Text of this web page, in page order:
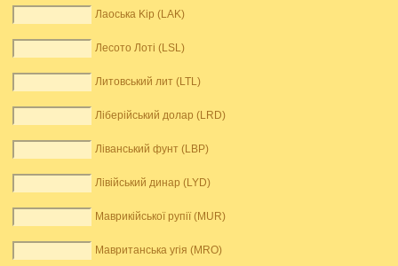
Лаоська Kip (LAK)
Лесото Лоті (LSL)
Литовський лит (LTL)
Ліберійський долар (LRD)
Ліванський фунт (LBP)
Лівійський динар (LYD)
Маврикійської рупії (MUR)
Мавританська угія (MRO)